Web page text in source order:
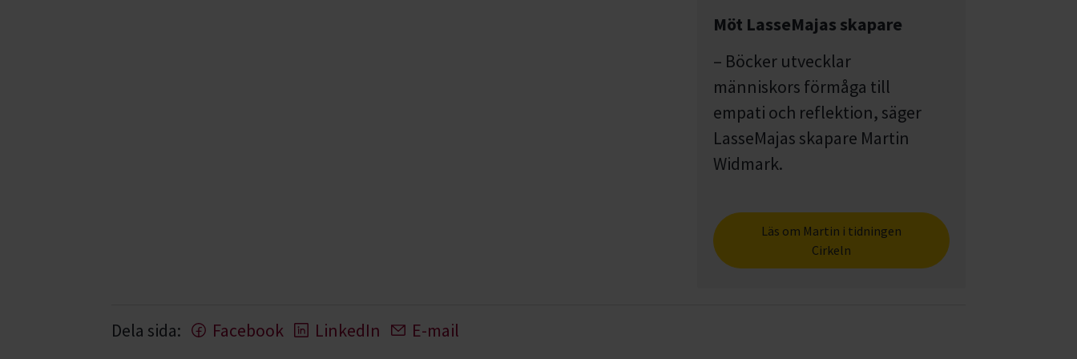
Möt LasseMajas skapare
– Böcker utvecklar
människors förmåga till
empati och reflektion, säger
LasseMajas skapare Martin
Widmark.
Läs om Martin i tidningen
Cirkeln
Dela sida: Facebook LinkedIn E-mail